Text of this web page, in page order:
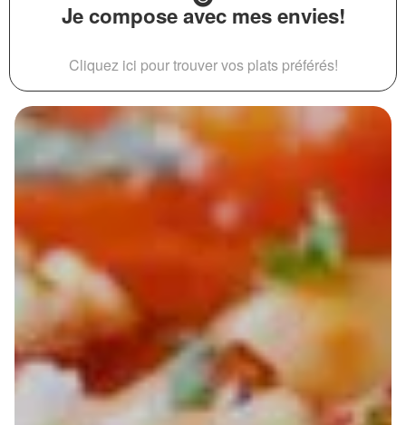
Je compose avec mes envies!
Cliquez ici pour trouver vos plats préférés!